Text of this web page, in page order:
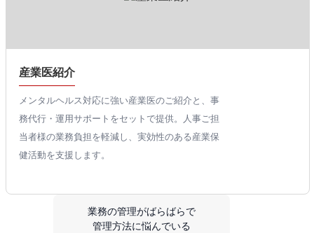
産業医紹介
メンタルヘルス対応に強い産業医のご紹介と、事
務代行・運用サポートをセットで提供。人事ご担
当者様の業務負担を軽減し、実効性のある産業保
健活動を支援します。
業務の管理がばらばらで
管理方法に悩んでいる